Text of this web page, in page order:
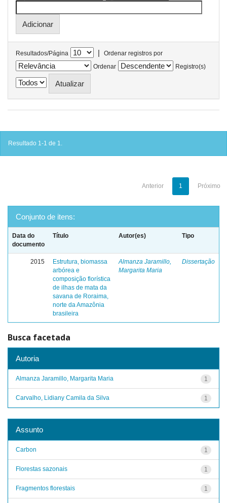
Resultados/Página |
Ordenar registros por
Ordenar
Registro(s)
Resultado 1-1 de 1.
Anterior 1 Próximo
Conjunto de itens:
Data do
documento
Título Autor(es) Tipo
2015
Estrutura, biomassa
arbórea e
composição florística
de ilhas de mata da
savana de Roraima,
norte da Amazônia
brasileira
Almanza Jaramillo,
Margarita Maria
Dissertação
Busca facetada
Autoria
1
Almanza Jaramillo, Margarita Maria
1
Carvalho, Lidiany Camila da Silva
Assunto
1
Carbon
1
Florestas sazonais
1
Fragmentos florestais